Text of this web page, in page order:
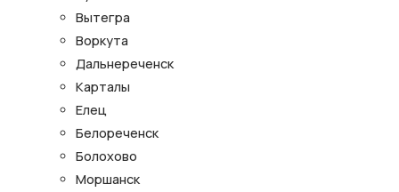
Вытегра
Воркута
Дальнереченск
Карталы
Елец
Белореченск
Болохово
Моршанск